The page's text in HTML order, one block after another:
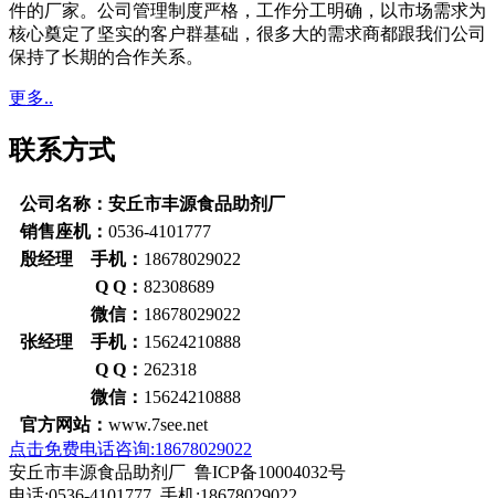
件的厂家。公司管理制度严格，工作分工明确，以市场需求为
核心奠定了坚实的客户群基础，很多大的需求商都跟我们公司
保持了长期的合作关系。
更多..
联系方式
公司名称：安丘市丰源食品助剂厂
销售座机： 0536-4101777
殷经理 手机： 18678029022
Q Q： 82308689
微信： 18678029022
张经理 手机： 15624210888
Q Q： 262318
微信： 15624210888
官方网站： www.7see.net
点击免费电话咨询:18678029022
安丘市丰源食品助剂厂 鲁ICP备10004032号